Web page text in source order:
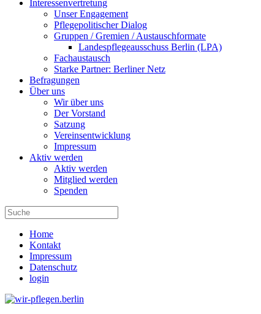
Interessenvertretung
Unser Engagement
Pflegepolitischer Dialog
Gruppen / Gremien / Austauschformate
Landespflegeausschuss Berlin (LPA)
Fachaustausch
Starke Partner: Berliner Netz
Befragungen
Über uns
Wir über uns
Der Vorstand
Satzung
Vereinsentwicklung
Impressum
Aktiv werden
Aktiv werden
Mitglied werden
Spenden
Home
Kontakt
Impressum
Datenschutz
login